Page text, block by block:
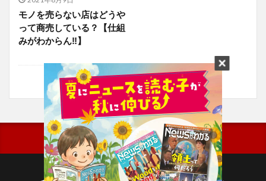
モノを売らない店はどうや
って商売している？【仕組
みがわからん‼】